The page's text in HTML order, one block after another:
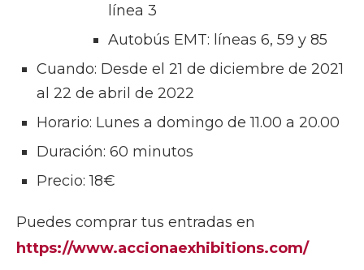
línea 3
Autobús EMT: líneas 6, 59 y 85
Cuando: Desde el 21 de diciembre de 2021
al 22 de abril de 2022
Horario: Lunes a domingo de 11.00 a 20.00
Duración: 60 minutos
Precio: 18€
Puedes comprar tus entradas en
https://www.accionaexhibitions.com/